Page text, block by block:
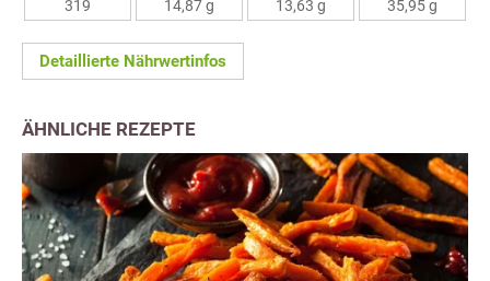
319
14,87 g
13,63 g
35,95 g
Detaillierte Nährwertinfos
ÄHNLICHE REZEPTE